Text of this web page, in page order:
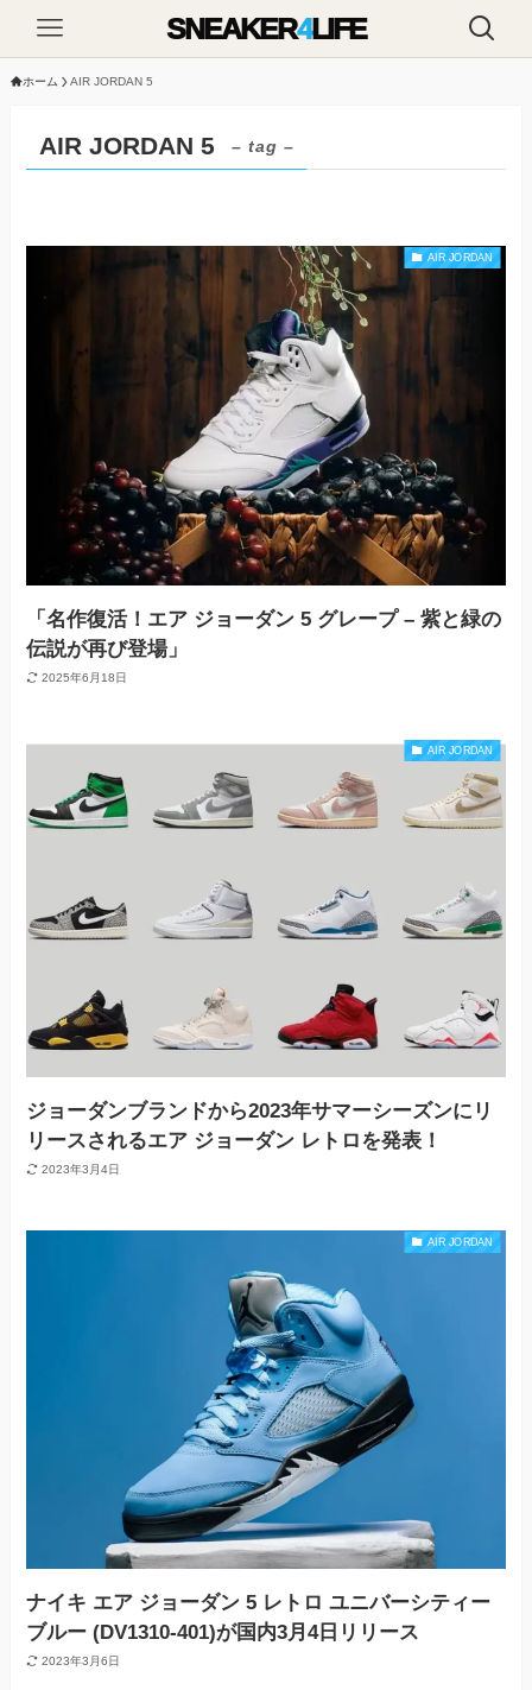
SNEAKER4LIFE
ホーム AIR JORDAN 5
AIR JORDAN 5 – tag –
AIR JORDAN
「名作復活！エア ジョーダン 5 グレープ – 紫と緑の
伝説が再び登場」
2025年6月18日
AIR JORDAN
ジョーダンブランドから2023年サマーシーズンにリ
リースされるエア ジョーダン レトロを発表！
2023年3月4日
AIR JORDAN
ナイキ エア ジョーダン 5 レトロ ユニバーシティー
ブルー (DV1310-401)が国内3月4日リリース
2023年3月6日